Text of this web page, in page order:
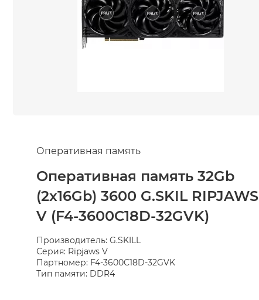
Оперативная память
Оперативная память 32Gb
(2x16Gb) 3600 G.SKIL RIPJAWS
V (F4-3600C18D-32GVK)
Производитель: G.SKILL
Серия: Ripjaws V
Партномер: F4-3600C18D-32GVK
Тип памяти: DDR4